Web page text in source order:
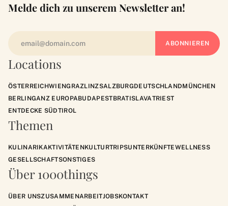
Locations
ÖSTERREICHWIENGRAZLINZSALZBURGDEUTSCHLANDMÜNCHEN
BERLINGANZ EUROPABUDAPESTBRATISLAVATRIEST
ENTDECKE SÜDTIROL
Themen
KULINARIKAKTIVITÄTENKULTURTRIPSUNTERKÜNFTEWELLNESS
GESELLSCHAFTSONSTIGES
Über 1000things
ÜBER UNSZUSAMMENARBEITJOBSKONTAKT
Melde dich zu unserem Newsletter an!